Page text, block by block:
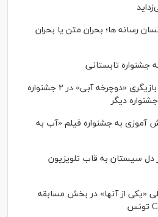
رسانه ها؛ بحران متن یا بحران
جشنواره تابستانی
نامزدی بهترین فیلم و بازیگری «دوچرخه آبی» در ۲ جشنواره
به جشنواره فیلم «آب به
دل سیستان به قاب تلویزیون
«یکی از آنها» در بخش مسابقه